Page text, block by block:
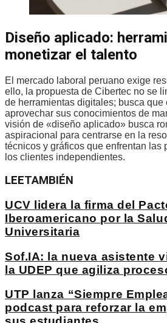
Diseño aplicado:
monetizar el talento
El mercado laboral peruano exige
ello, la propuesta de Cibertec no se
de herramientas digitales; busca que
aprovechar sus conocimientos de
visión de «diseño aplicado» busca
aspiracional para centrarse en la
técnicos y gráficos que enfrentan las
los clientes independientes.
LEETAMBIÉN
UCV lidera la firma del
Iberoamericano por la
Universitaria
Sof.IA: la nueva asistente
la UDEP que agiliza
UTP lanza “Siempre
podcast para reforzar la